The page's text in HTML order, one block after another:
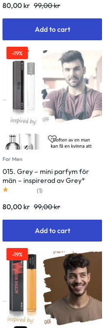
80,00kr 99,00kr
Add to cart
-19%
For Men
015. Grey – mini parfym för
män – inspirerad av Grey*
Rated out of 5
(1)
80,00kr 99,00kr
Add to cart
-19%